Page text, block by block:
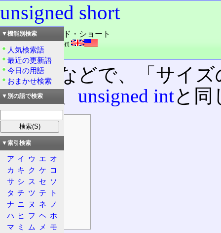
unsigned short
読み：アンサインド・ショート
外語：unsigned short
品詞：名詞
C/C++ などで、「サイ
を示し、 unsigned intと同
目次
特徴
C/C++
仕様
printf
マクロ定数
typedef
Java
▼機能別検索
人気検索語
最近の更新語
今日の用語
おまかせ検索
▼別の語で検索
▼索引検索
ア イ ウ エ オ
カ キ ク ケ コ
サ シ ス セ ソ
タ チ ツ テ
ト
ナ ニ ヌ ネ
ノ
ハ ヒ フ ヘ ホ
マ ミ ム メ
モ